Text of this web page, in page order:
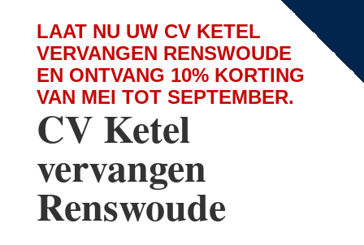
LAAT NU UW CV KETEL
VERVANGEN RENSWOUDE
EN ONTVANG 10% KORTING
VAN MEI TOT SEPTEMBER.
CV Ketel
vervangen
Renswoude